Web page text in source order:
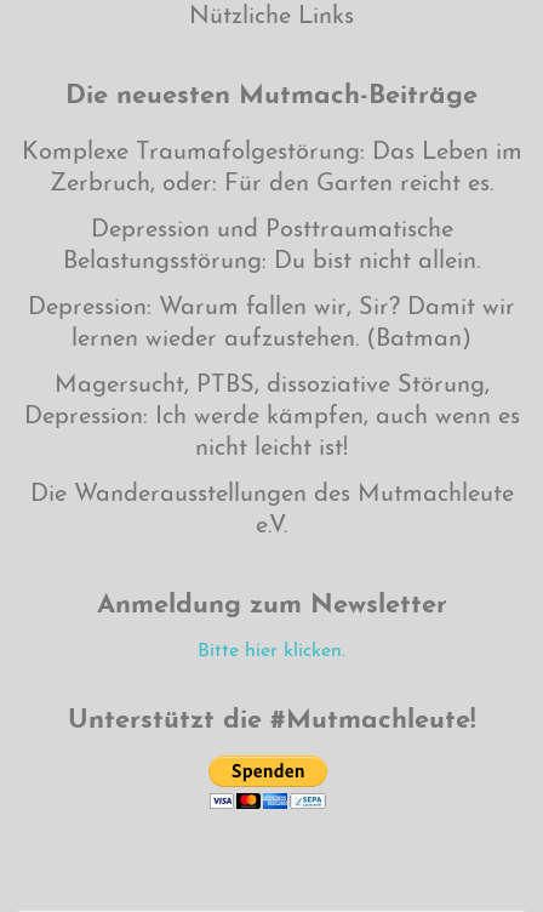
Nützliche Links
Die neuesten Mutmach-Beiträge
Komplexe Traumafolgestörung: Das Leben im
Zerbruch, oder: Für den Garten reicht es.
Depression und Posttraumatische
Belastungsstörung: Du bist nicht allein.
Depression: Warum fallen wir, Sir? Damit wir
lernen wieder aufzustehen. (Batman)
Magersucht, PTBS, dissoziative Störung,
Depression: Ich werde kämpfen, auch wenn es
nicht leicht ist!
Die Wanderausstellungen des Mutmachleute
e.V.
Anmeldung zum Newsletter
Bitte hier klicken.
Unterstützt die #Mutmachleute!